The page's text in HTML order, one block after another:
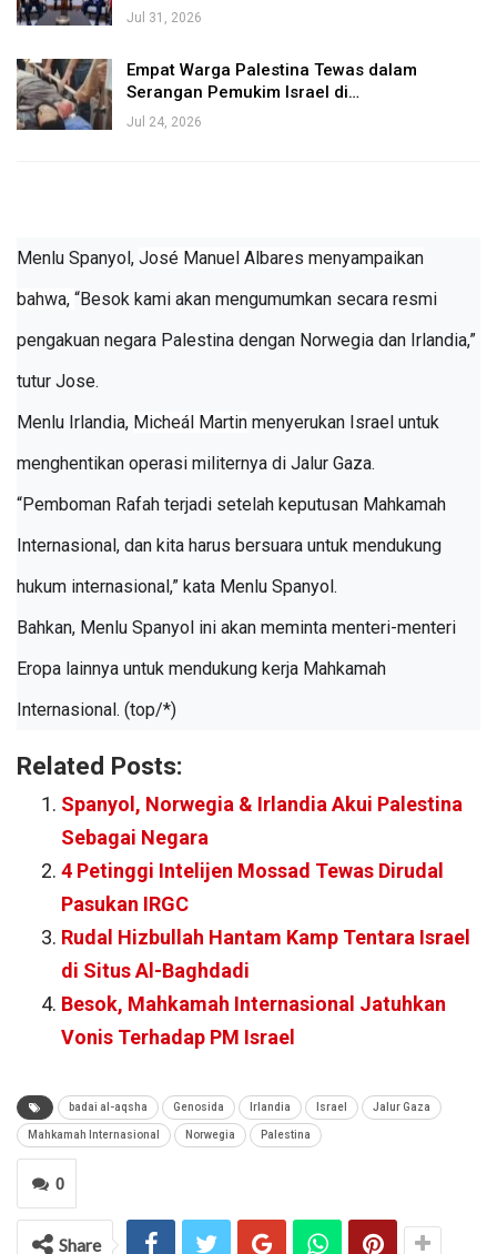
Jul 31, 2026
Empat Warga Palestina Tewas dalam
Serangan Pemukim Israel di…
Jul 24, 2026
Menlu Spanyol, José Manuel Albares menyampaikan
bahwa, “Besok kami akan mengumumkan secara resmi
pengakuan negara Palestina dengan Norwegia dan Irlandia,”
tutur Jose.
Menlu Irlandia, Micheál Martin menyerukan Israel untuk
menghentikan operasi militernya di Jalur Gaza.
“Pemboman Rafah terjadi setelah keputusan Mahkamah
Internasional, dan kita harus bersuara untuk mendukung
hukum internasional,” kata Menlu Spanyol.
Bahkan, Menlu Spanyol ini akan meminta menteri-menteri
Eropa lainnya untuk mendukung kerja Mahkamah
Internasional. (top/*)
Related Posts:
Spanyol, Norwegia & Irlandia Akui Palestina
Sebagai Negara
4 Petinggi Intelijen Mossad Tewas Dirudal
Pasukan IRGC
Rudal Hizbullah Hantam Kamp Tentara Israel
di Situs Al-Baghdadi
Besok, Mahkamah Internasional Jatuhkan
Vonis Terhadap PM Israel
badai al-aqsha Genosida Irlandia Israel Jalur Gaza
Mahkamah Internasional Norwegia Palestina
0
Share